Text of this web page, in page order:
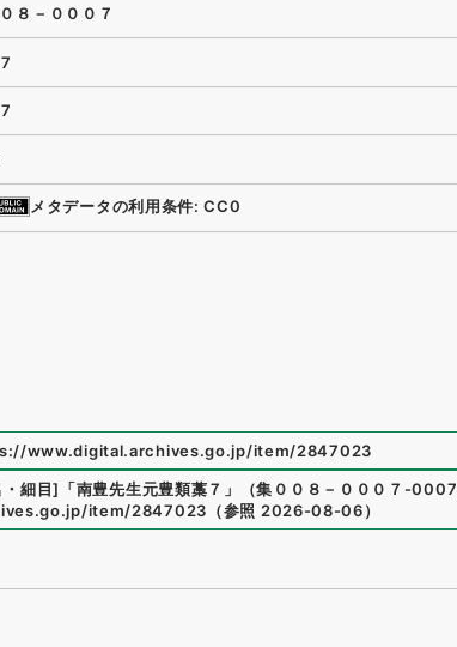
８－０００７
メタデータの利用条件: CC0
www.digital.archives.go.jp/item/2847023
細目] 「南豊先生元豊類藁７ 」 （集００８－０００７-0007
item/2847023 （参照 2026-08-06）